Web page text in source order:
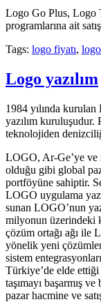
Logo Go Plus, Logo
programlarına ait
Tags: logo fiyatı,
Logo yazılım
1984 yılında
yazılım kuruluşudur.
teknolojiden
LOGO, Ar-Ge’ye ve
olduğu gibi global
portföyüne sahiptir.
LOGO uygulama
sunan LOGO’nun
milyonun üzerindeki
çözüm ortağı ağı ile
yönelik yeni
sistem
Türkiye’de elde
taşımayı başarmış
pazar hacmine ve